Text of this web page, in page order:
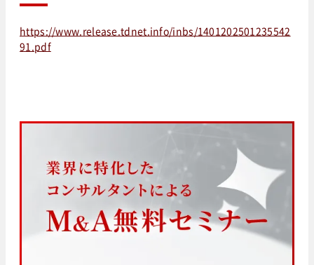
https://www.release.tdnet.info/inbs/1401202501235542
91.pdf